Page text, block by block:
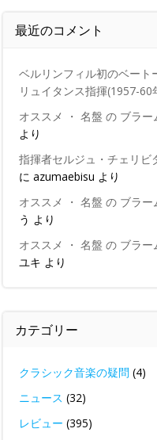
最近のコメント
ベルリンフィル初のベー
リュイタンス指揮(1957-60
オススメ ・ 名盤 の ブラ
より
指揮者セルジュ・チェリビ
に azumaebisu より
オススメ ・ 名盤 の ブラ
う より
オススメ ・ 名盤 の ブラ
ユキ より
カテゴリー
クラシック音楽の疑問 (4)
ニュース (32)
レビュー (395)